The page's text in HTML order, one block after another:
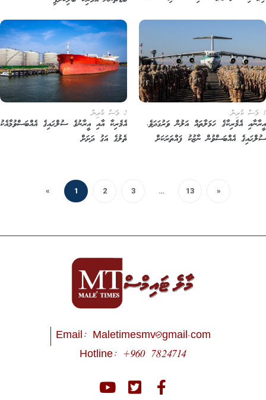
އެމެރިކާގެ ހަމަލާތައް އަލުން ވަރުގަދަވެ،
އެއްބަސްވުން ނާޒުކު ފައްތަރަކަށް
އެމެރިކާ އާއި އީރާނުގެ ސުލްޙައިގެ އެއްބަސްވުމާއެކު
ތެލުގެ އަގު ދަށަށް
… 13
Email:Maletimesmv@gmail.com
Hotline: +960 7824714